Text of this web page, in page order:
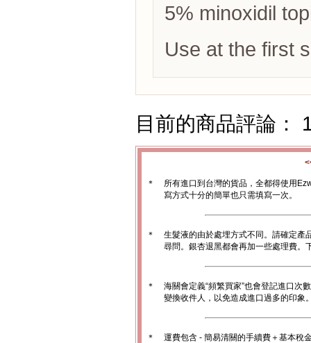
5% minoxidil
Use at the first
目前的商品評論：
＊
所有進口到台灣的貨品，全都得使用
寫方式十分的簡單也只需填寫一次。
＊
生髮液的由於處埋方式不同。請確定產
尋問。銀杏退黑都會再加一些處理費。
＊
海關會定義“頻繁買家”也會登記進口次
變換收件人，以免造成進口過多的印象
＊
運費包含 - 簡易清關的手續費＋基本稅